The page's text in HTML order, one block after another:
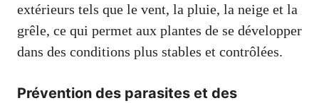
extérieurs tels que le vent, la pluie, la neige et la
grêle, ce qui permet aux plantes de se développer
dans des conditions plus stables et contrôlées.
Prévention des parasites et des